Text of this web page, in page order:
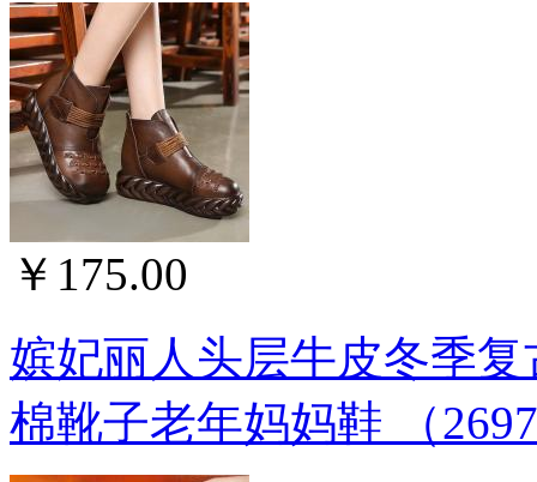
￥175.00
嫔妃丽人头层牛皮冬季
棉靴子老年妈妈鞋 （